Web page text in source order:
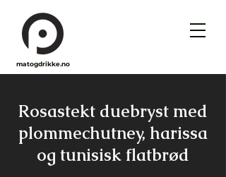
matogdrikke.no
Rosastekt duebryst med
plomme­chutney, harissa
og tunisisk flatbrød